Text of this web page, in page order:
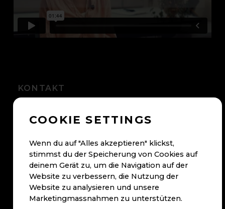
KONTAKT
kontakt@maybaum.ch
Kontaktformular
BADEN
Maybaum AG
Bruggerstrasse 37
COOKIE SETTINGS
Wenn du auf "Alles akzeptieren" klickst,
stimmst du der Speicherung von Cookies auf
deinem Gerät zu, um die Navigation auf der
Website zu verbessern, die Nutzung der
Website zu analysieren und unsere
Marketingmassnahmen zu unterstützen.